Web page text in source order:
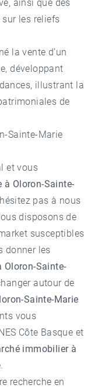
ainsi que des
les reliefs
la vente d’un
développant
illustrant la
de
Sainte-Marie
et vous
à Oloron-Sainte-
pas à nous
disposons de
susceptibles
donner les
Oloron-Sainte-
autour de
Sainte-Marie
vous
Côte Basque et
immobilier à
recherche en